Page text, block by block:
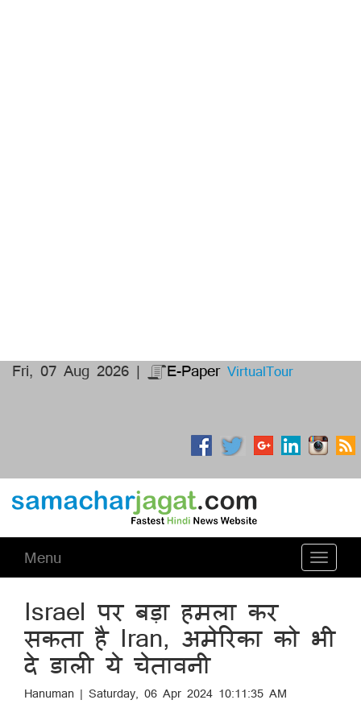
Fri, 07 Aug 2026 | E-Paper VirtualTour
Toggle
Menu
Israel पर बड़ा हमला कर
सकता है Iran, अमेरिका को भी
दे डाली ये चेतावनी
Hanuman | Saturday, 06 Apr 2024 10:11:35 AM